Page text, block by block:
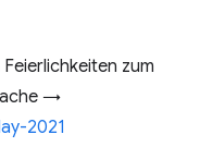
zum
→
2021